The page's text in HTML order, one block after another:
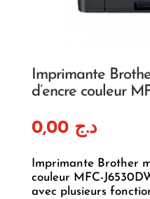
Imprimante
d’encre couleur
د.ج 0,00
Imprimante Brother
couleur MFC-
avec plusieurs